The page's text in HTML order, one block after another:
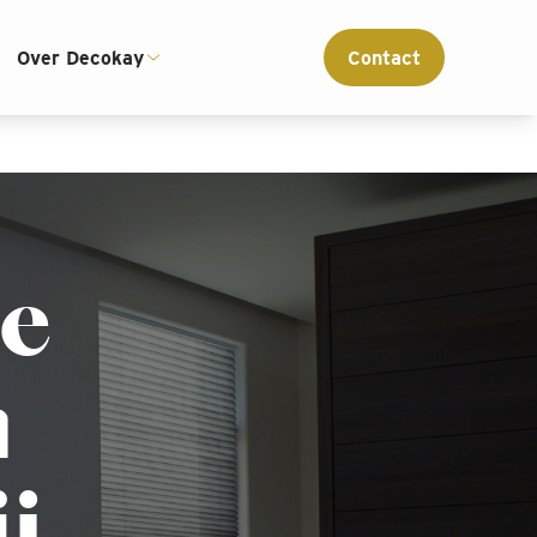
Interieur advies op maat
Over Decokay Contact